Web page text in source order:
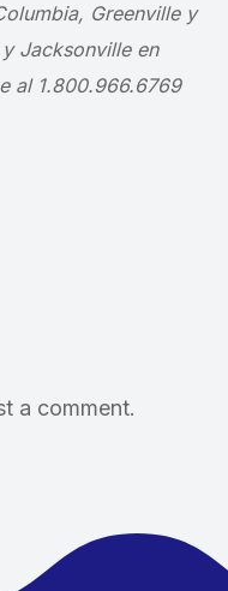
Greenville y
Jacksonville en
al 1.800.966.6769
a comment.